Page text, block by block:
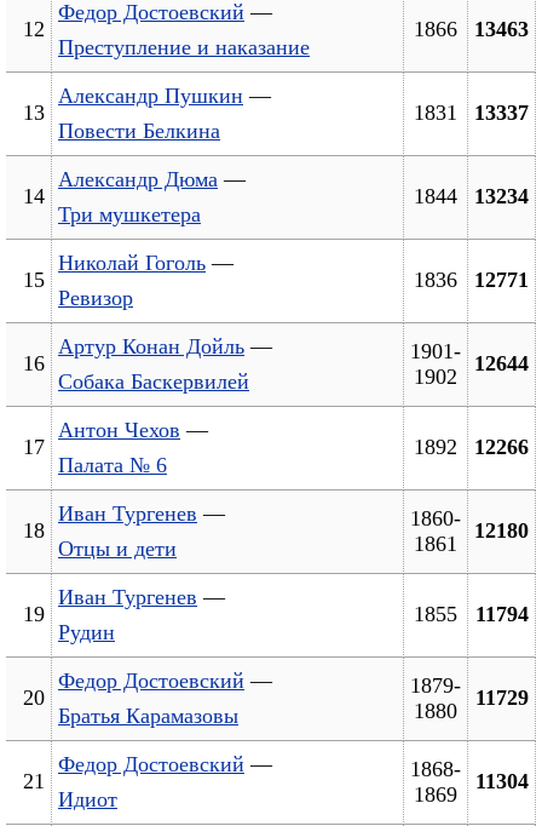
12
Федор Достоевский —
Преступление и наказание
1866 13463
13
Александр Пушкин —
Повести Белкина
1831 13337
14
Александр Дюма —
Три мушкетера
1844 13234
15
Николай Гоголь —
Ревизор
1836 12771
16
Артур Конан Дойль —
Собака Баскервилей
1901-
1902
12644
17
Антон Чехов —
Палата № 6
1892 12266
18
Иван Тургенев —
Отцы и дети
1860-
1861
12180
19
Иван Тургенев —
Рудин
1855 11794
20
Федор Достоевский —
Братья Карамазовы
1879-
1880
11729
21
Федор Достоевский —
Идиот
1868-
1869
11304